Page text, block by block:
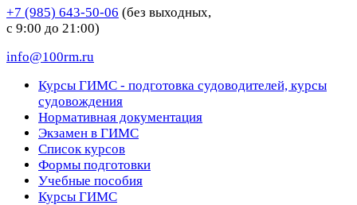
+7 (985) 643-50-06 (без выходных,
с 9:00 до 21:00)
info@100rm.ru
Курсы ГИМС - подготовка судоводителей, курсы
судовождения
Нормативная документация
Экзамен в ГИМС
Список курсов
Формы подготовки
Учебные пособия
Курсы ГИМС